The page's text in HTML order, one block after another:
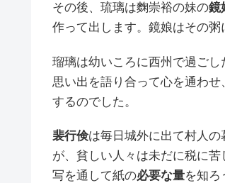
その後、琉璃は麴崇裕の妹の鏡
作って出します。鏡娘はその粥
瑠璃は幼いころに西州で過ご
思い出を語り合って心を通わ
するのでした。
裴行倹は毎日城外に出て村人
が、貧しい人々は未だに税に
写を通して紙の必要な量を知ろ